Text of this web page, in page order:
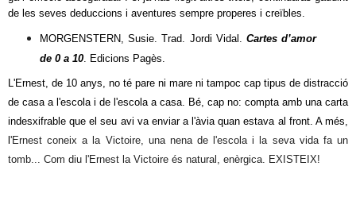
de les seves deduccions i aventures sempre properes i creïbles.
MORGENSTERN, Susie. Trad. Jordi Vidal.Cartes d’amor
de 0 a 10. Edicions Pagès.
L'Ernest, de 10 anys, no té pare ni mare ni tampoc cap tipus de distracció
de casa a l'escola i de l'escola a casa. Bé, cap no: compta amb una carta
indesxifrablequeel seu avi vaenviar a l'àvia quan estava al front. A més,
'Ernest coneix a la Victoire, una nena de l'escola i la seva vida fa un
tomb... Com diu l'Ernest la Victoire és natural, enèrgica. EXISTEIX!